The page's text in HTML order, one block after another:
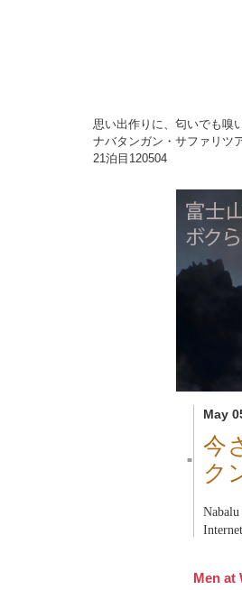
思い出作りに、匂いでも嗅
ナバタンガン・サファリツ
21泊目 120504
May
■
今
ク
Men at